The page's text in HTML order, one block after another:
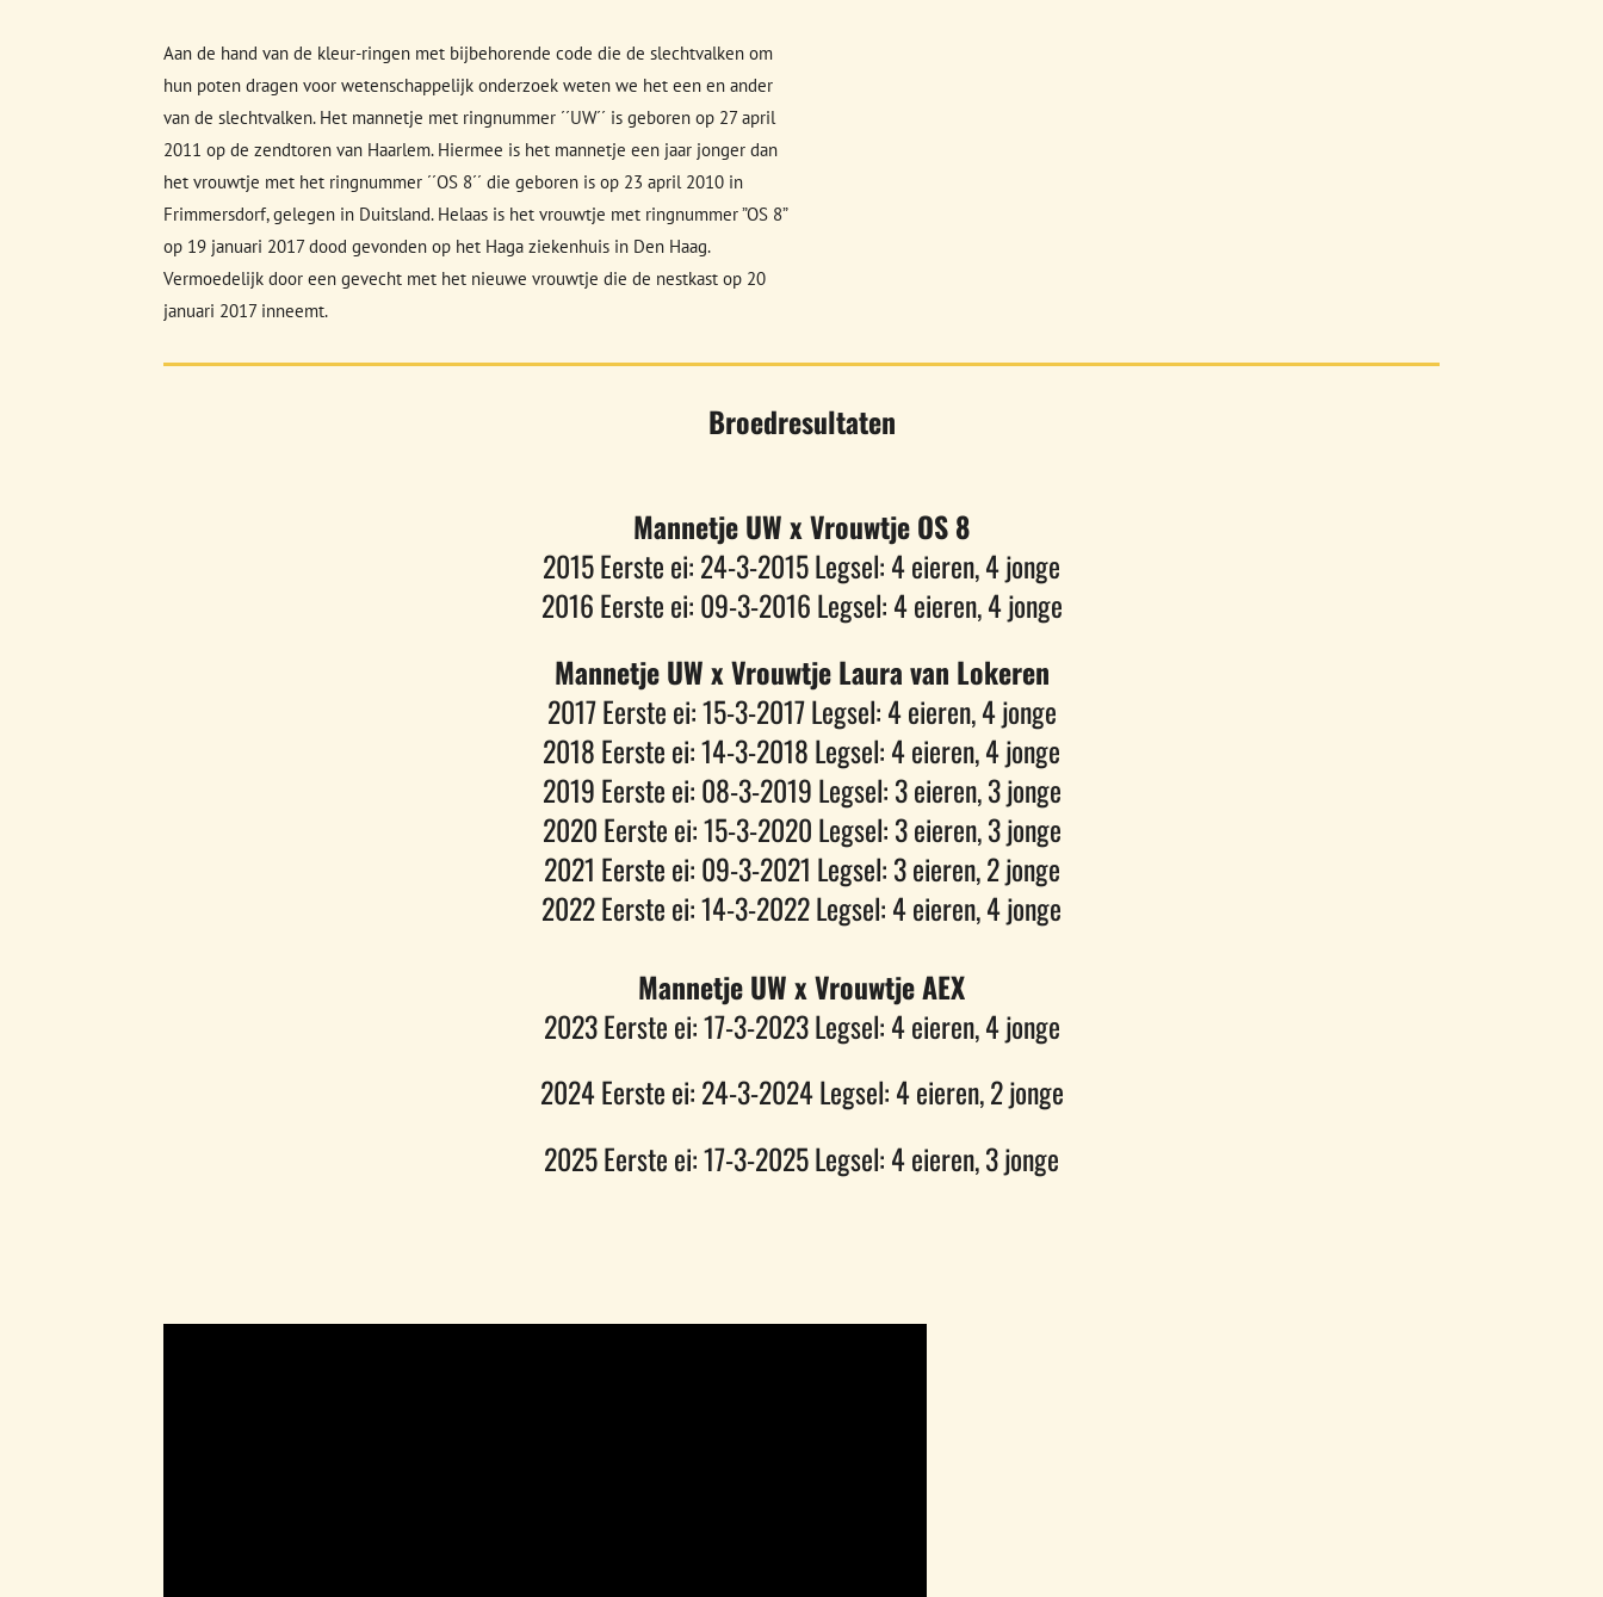
Aan de hand van de kleur-ringen met bijbehorende code die de slechtvalken om
hun poten dragen voor wetenschappelijk onderzoek weten we het een en ander
van de slechtvalken. Het mannetje met ringnummer ´´UW´´ is geboren op 27 april
2011 op de zendtoren van Haarlem. Hiermee is het mannetje een jaar jonger dan
het vrouwtje met het ringnummer ´´OS 8´´ die geboren is op 23 april 2010 in
Frimmersdorf, gelegen in Duitsland. Helaas is het vrouwtje met ringnummer ”OS 8”
op 19 januari 2017 dood gevonden op het Haga ziekenhuis in Den Haag.
Vermoedelijk door een gevecht met het nieuwe vrouwtje die de nestkast op 20
januari 2017 inneemt.
Broedresultaten
Mannetje UW x Vrouwtje OS 8
2015 Eerste ei: 24-3-2015 Legsel: 4 eieren, 4 jonge
2016 Eerste ei: 09-3-2016 Legsel: 4 eieren, 4 jonge
Mannetje UW x Vrouwtje Laura van Lokeren
2017 Eerste ei: 15-3-2017 Legsel: 4 eieren, 4 jonge
2018 Eerste ei: 14-3-2018 Legsel: 4 eieren, 4 jonge
2019 Eerste ei: 08-3-2019 Legsel: 3 eieren, 3 jonge
2020 Eerste ei: 15-3-2020 Legsel: 3 eieren, 3 jonge
2021 Eerste ei: 09-3-2021 Legsel: 3 eieren, 2 jonge
2022 Eerste ei: 14-3-2022 Legsel: 4 eieren, 4 jonge
Mannetje UW x Vrouwtje AEX
2023 Eerste ei: 17-3-2023 Legsel: 4 eieren, 4 jonge
2024 Eerste ei: 24-3-2024 Legsel: 4 eieren, 2 jonge
2025 Eerste ei: 17-3-2025 Legsel: 4 eieren, 3 jonge